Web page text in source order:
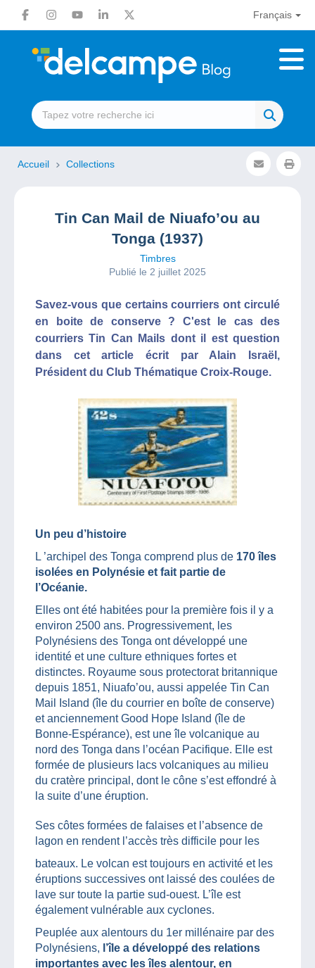
Français
Accueil Collections
Tin Can Mail de Niuafo’ou au
Tonga (1937)
Timbres
Publié le 2 juillet 2025
Savez-vous que certains courriers ont circulé
en boite de conserve ? C'est le cas des
courriers Tin Can Mails dont il est question
dans cet article écrit par Alain Israël,
Président du Club Thématique Croix-Rouge.
Un peu d’histoire
L ’archipel des Tonga comprend plus de 170 îles
isolées en Polynésie et fait partie de
l’Océanie.
Elles ont été habitées pour la première fois il y a
environ 2500 ans. Progressivement, les
Polynésiens des Tonga ont développé une
identité et une culture ethniques fortes et
distinctes. Royaume sous protectorat britannique
depuis 1851, Niuafo’ou, aussi appelée Tin Can
Mail Island (île du courrier en boîte de conserve)
et anciennement Good Hope Island (île de
Bonne-Espérance), est une île volcanique au
nord des Tonga dans l’océan Pacifique. Elle est
formée de plusieurs lacs volcaniques au milieu
du cratère principal, dont le cône s’est effondré à
la suite d’une éruption.
Ses côtes formées de falaises et l’absence de
lagon en rendent l’accès très difficile pour les
bateaux. Le volcan est toujours en activité et les
éruptions successives ont laissé des coulées de
lave sur toute la partie sud-ouest. L’île est
également vulnérable aux cyclones.
Peuplée aux alentours du 1er millénaire par des
Polynésiens, l’île a développé des relations
importantes avec les îles alentour, en